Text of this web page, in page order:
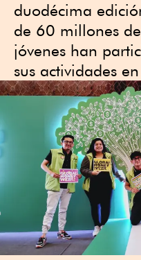
duodécima
de 60 millones
jóvenes han
sus actividades